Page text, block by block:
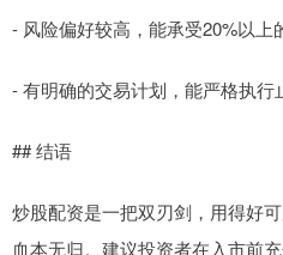
- 风险偏好较高，能承受20%以上
- 有明确的交易计划，能严格执行
## 结语
炒股配资是一把双刃剑，用得好
血本无归。建议投资者在入市前